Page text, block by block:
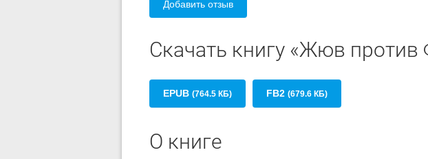
Добавить отзыв
Скачать книгу «Жюв против
EPUB (764.5 КБ) FB2 (679.6 КБ)
О книге